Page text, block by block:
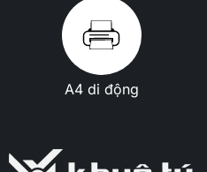
A4 di động